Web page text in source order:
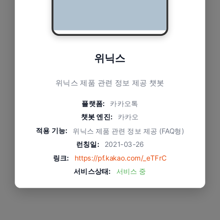
위닉스
위닉스 제품 관련 정보 제공 챗봇
플랫폼: 카카오톡
챗봇 엔진: 카카오
적용 기능:
위닉스 제품 관련 정보 제공 (FAQ형)
런칭일:
2021-03-26
링크:
https://pf.kakao.com/_eTFrC
서비스상태:
서비스 중